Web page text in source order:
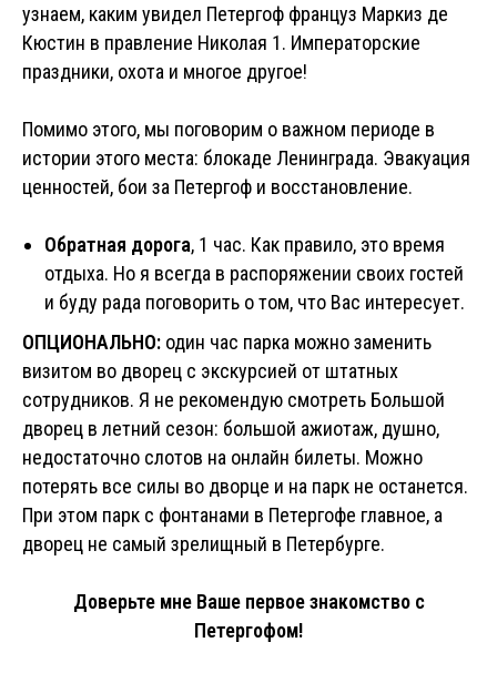
узнаем, каким увидел Петергоф француз Маркиз де
Кюстин в правление Николая 1. Императорские
праздники, охота и многое другое!
Помимо этого, мы поговорим о важном периоде в
истории этого места: блокаде Ленинграда. Эвакуация
ценностей, бои за Петергоф и восстановление.
Обратная дорога, 1 час. Как правило, это время
отдыха. Но я всегда в распоряжении своих гостей
и буду рада поговорить о том, что Вас интересует.
ОПЦИОНАЛЬНО: один час парка можно заменить
визитом во дворец с экскурсией от штатных
сотрудников. Я не рекомендую смотреть Большой
дворец в летний сезон: большой ажиотаж, душно,
недостаточно слотов на онлайн билеты. Можно
потерять все силы во дворце и на парк не останется.
При этом парк с фонтанами в Петергофе главное, а
дворец не самый зрелищный в Петербурге.
Доверьте мне Ваше первое знакомство с
Петергофом!